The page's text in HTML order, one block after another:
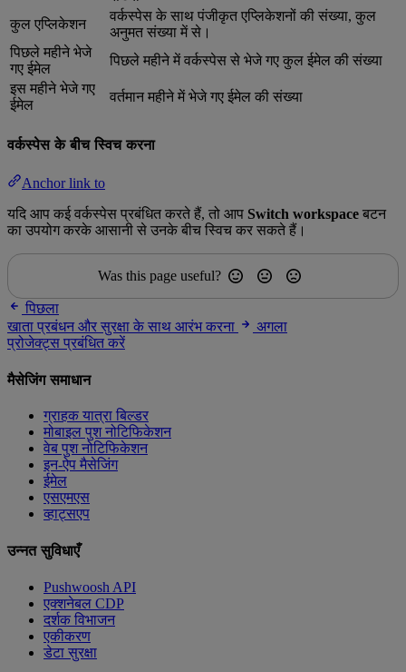
कुल एप्लिकेशन
वर्कस्पेस के साथ पंजीकृत एप्लिकेशनों की संख्या, कुल
अनुमत संख्या में से।
पिछले महीने भेजे
गए ईमेल
पिछले महीने में वर्कस्पेस से भेजे गए कुल ईमेल की संख्या
इस महीने भेजे गए
ईमेल
वर्तमान महीने में भेजे गए ईमेल की संख्या
वर्कस्पेस के बीच स्विच करना
Anchor link to
यदि आप कई वर्कस्पेस प्रबंधित करते हैं, तो आप Switch workspace बटन
का उपयोग करके आसानी से उनके बीच स्विच कर सकते हैं।
Was this page useful?
पिछला
खाता प्रबंधन और सुरक्षा के साथ आरंभ करना
अगला
प्रोजेक्ट्स प्रबंधित करें
मैसेजिंग समाधान
ग्राहक यात्रा बिल्डर
मोबाइल पुश नोटिफिकेशन
वेब पुश नोटिफिकेशन
इन-ऐप मैसेजिंग
ईमेल
एसएमएस
व्हाट्सएप
उन्नत सुविधाएँ
Pushwoosh API
एक्शनेबल CDP
दर्शक विभाजन
एकीकरण
डेटा सुरक्षा